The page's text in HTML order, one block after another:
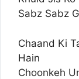
Sabz Sabz
Chaand Ki
Hain
Choonkeh